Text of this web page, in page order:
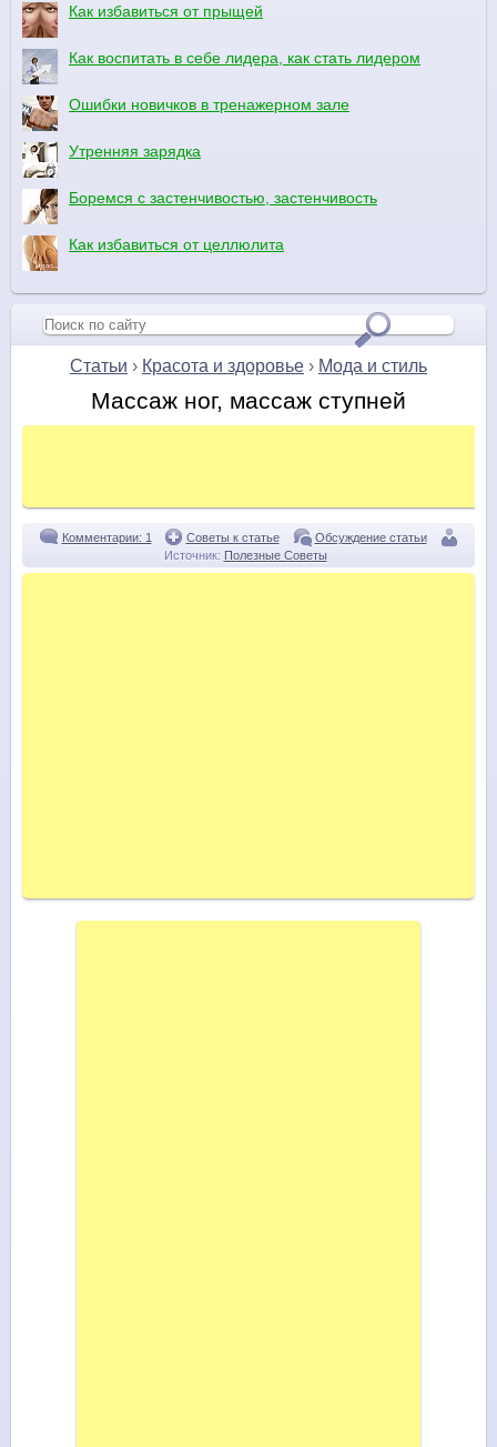
Как избавиться от прыщей
Как воспитать в себе лидера, как стать лидером
Ошибки новичков в тренажерном зале
Утренняя зарядка
Боремся с застенчивостью, застенчивость
Как избавиться от целлюлита
Статьи › Красота и здоровье › Мода и стиль
Массаж ног, массаж ступней
Комментарии: 1 Советы к статье
Обсуждение статьи
Источник: Полезные Советы